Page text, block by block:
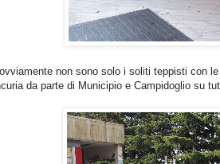
non sono solo i soliti teppisti con
da parte di Municipio e Campidoglio su